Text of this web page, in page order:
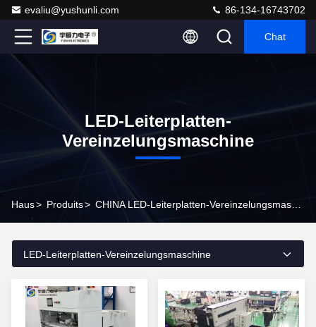
evaliu@yushunli.com 86-134-16743702
Chat
LED-Leiterplatten-
Vereinzelungsmaschine
Haus> Produits>
LED-Leiterplatten-Vereinzelungsmaschine